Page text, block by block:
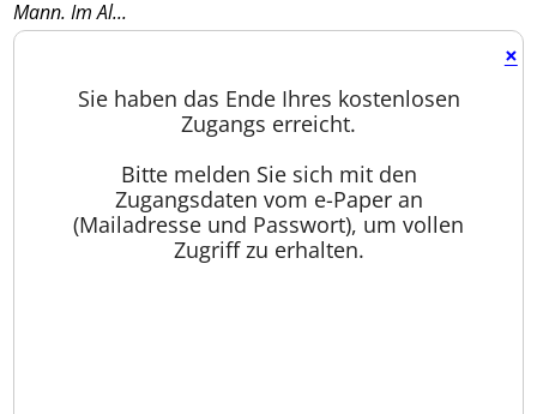
Mann. Im Al...
×
Sie haben das Ende Ihres kostenlosen
Zugangs erreicht.
Bitte melden Sie sich mit den
Zugangsdaten vom e-Paper an
(Mailadresse und Passwort), um vollen
Zugriff zu erhalten.